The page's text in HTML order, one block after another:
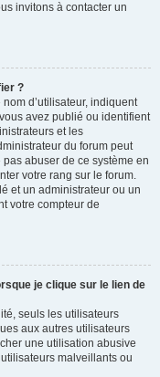
invitons à contacter un
?
d’utilisateur, indiquent
avez publié ou identifient
et les
du forum peut
abuser de ce système en
votre rang sur le forum.
et un administrateur ou un
votre compteur de
je clique sur le lien de
seuls les utilisateurs
aux autres utilisateurs
une utilisation abusive
malveillants ou